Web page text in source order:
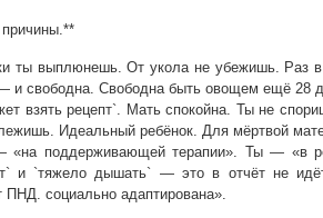
ты выплюнешь. От укола не убежишь. Раз
и свободна. Свободна быть овощем ещё 28
взять рецепт`. Мать спокойна. Ты не
Идеальный ребёнок. Для мёртвой
«на поддерживающей терапии». Ты — «в
и `тяжело дышать` — это в отчёт не
ПНД. социально адаптирована».